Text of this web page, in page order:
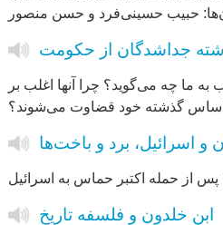
حبیب حسینی‌فرد و حسن منصور
جداشدگان از حكومت
به ما چه می‌گوید؟ چرا آنها اغلب بر
اساس گذشته خود قضاوت می‌شوند؟
و اسرائیل، برد و باخت‌ها
پس از حمله اکتبر حماس به اسرائیل
ابن خلدون و فلسفه تاریخ